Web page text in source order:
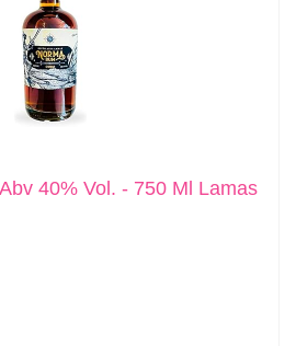
40% Vol. - 750 Ml Lamas